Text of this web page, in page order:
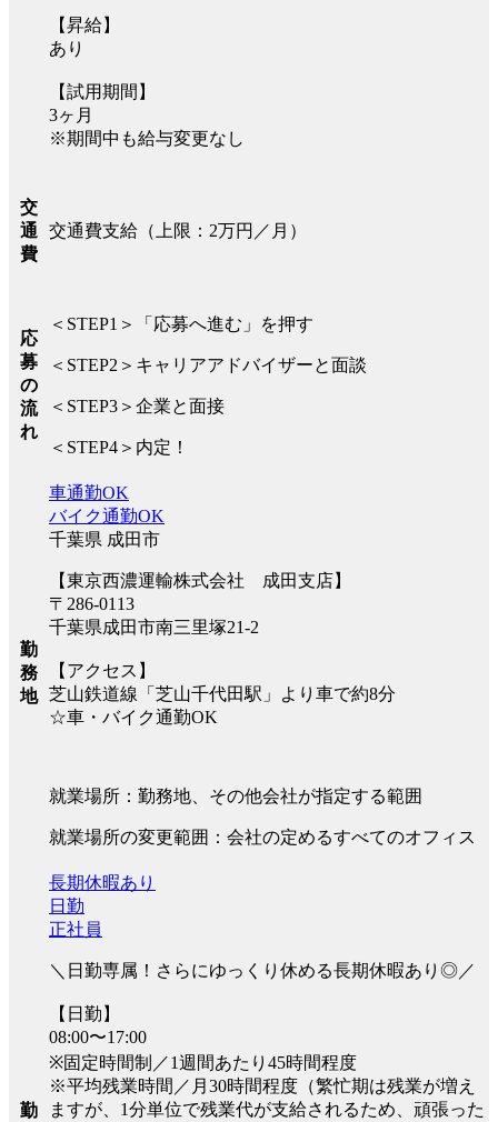
【昇給】
あり
【試用期間】
3ヶ月
※期間中も給与変更なし
交
通
費
交通費支給（上限：2万円／月）
応
募
の
流
れ
＜STEP1＞「応募へ進む」を押す
＜STEP2＞キャリアアドバイザーと面談
＜STEP3＞企業と面接
＜STEP4＞内定！
勤
務
地
車通勤OK
バイク通勤OK
千葉県 成田市
【東京西濃運輸株式会社 成田支店】
〒286-0113
千葉県成田市南三里塚21-2
【アクセス】
芝山鉄道線「芝山千代田駅」より車で約8分
☆車・バイク通勤OK
就業場所：勤務地、その他会社が指定する範囲
就業場所の変更範囲：会社の定めるすべてのオフィス
勤
長期休暇あり
日勤
正社員
＼日勤専属！さらにゆっくり休める長期休暇あり◎／
【日勤】
08:00〜17:00
※固定時間制／1週間あたり45時間程度
※平均残業時間／月30時間程度（繁忙期は残業が増え
ますが、1分単位で残業代が支給されるため、頑張った